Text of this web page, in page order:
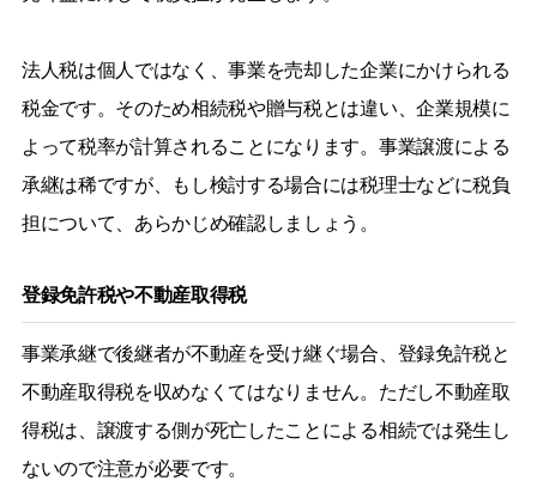
法人税は個人ではなく、事業を売却した企業にかけられる
税金です。そのため相続税や贈与税とは違い、企業規模に
よって税率が計算されることになります。事業譲渡による
承継は稀ですが、もし検討する場合には税理士などに税負
担について、あらかじめ確認しましょう。
登録免許税や不動産取得税
事業承継で後継者が不動産を受け継ぐ場合、登録免許税と
不動産取得税を収めなくてはなりません。ただし不動産取
得税は、譲渡する側が死亡したことによる相続では発生し
ないので注意が必要です。